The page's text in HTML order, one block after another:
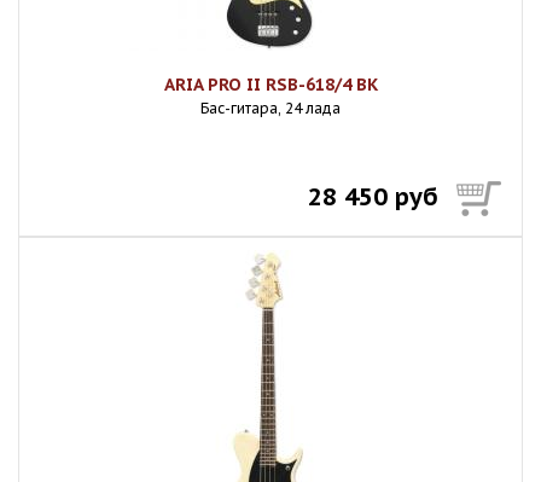
ARIA PRO II RSB-618/4 BK
Бас-гитара, 24 лада
28 450 руб